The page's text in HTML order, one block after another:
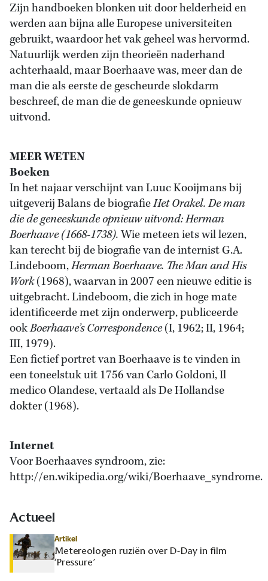
Zijn handboeken blonken uit door helderheid en
werden aan bijna alle Europese universiteiten
gebruikt, waardoor het vak geheel was hervormd.
Natuurlijk werden zijn theorieën naderhand
achterhaald, maar Boerhaave was, meer dan de
man die als eerste de gescheurde slokdarm
beschreef, de man die de geneeskunde opnieuw
uitvond.
MEER WETEN
Boeken
In het najaar verschijnt van Luuc Kooijmans bij
uitgeverij Balans de biografieHet Orakel. De man
die de geneeskunde opnieuw uitvond: Herman
Boerhaave (1668-1738).Wie meteen iets wil lezen,
kan terecht bij de biografie van de internist G.A.
Lindeboom,Herman Boerhaave. The Man and His
Work(1968), waarvan in 2007 een nieuwe editie is
uitgebracht. Lindeboom, die zich in hoge mate
identificeerde met zijn onderwerp, publiceerde
ookBoerhaave’s Correspondence(I, 1962; II, 1964;
III, 1979).
Een fictief portret van Boerhaave is te vinden in
een toneelstuk uit 1756 van Carlo Goldoni, Il
medico Olandese, vertaald als De Hollandse
dokter (1968).
Internet
Voor Boerhaaves syndroom, zie:
http://en.wikipedia.org/wiki/Boerhaave_syndrome.
Actueel
Artikel
Metereologen ruziën over D-Day in film
‘Pressure’